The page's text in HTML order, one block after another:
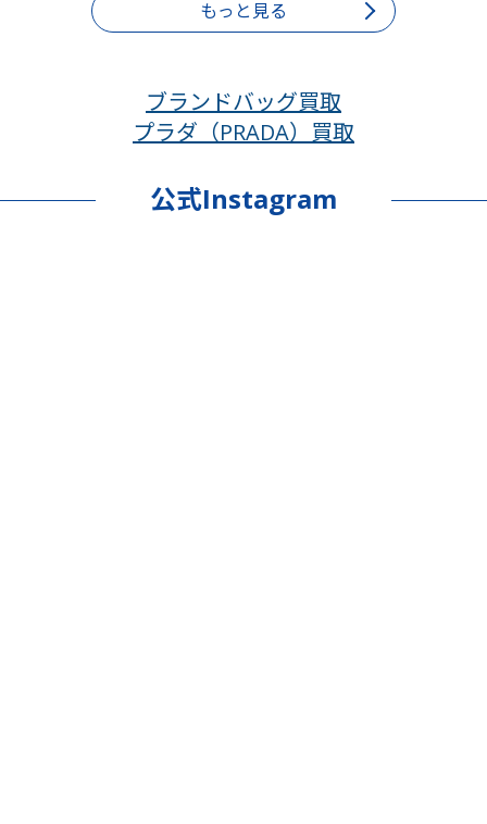
もっと見る
ブランドバッグ買取
プラダ（PRADA）買取
公式Instagram